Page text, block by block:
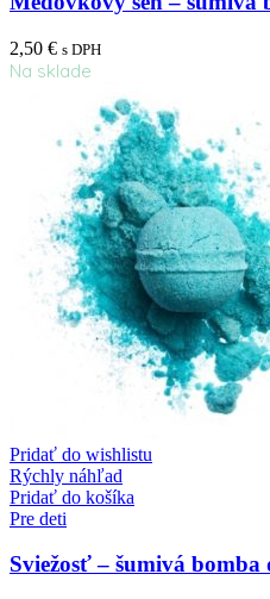
2,50 € s DPH
Na sklade
Pridať do wishlistu
Rýchly náhľad
Pridať do košíka
Pre deti
Sviežosť – šumivá